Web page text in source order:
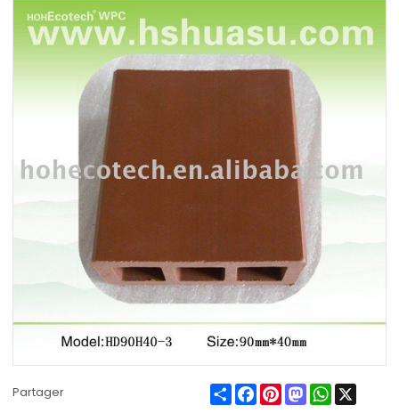
Partager ShareFacebook
PinterestMastodonWhatsApp
X